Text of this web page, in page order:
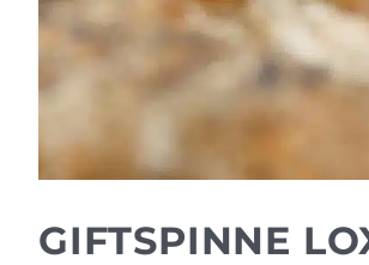
GIFTSPINNE